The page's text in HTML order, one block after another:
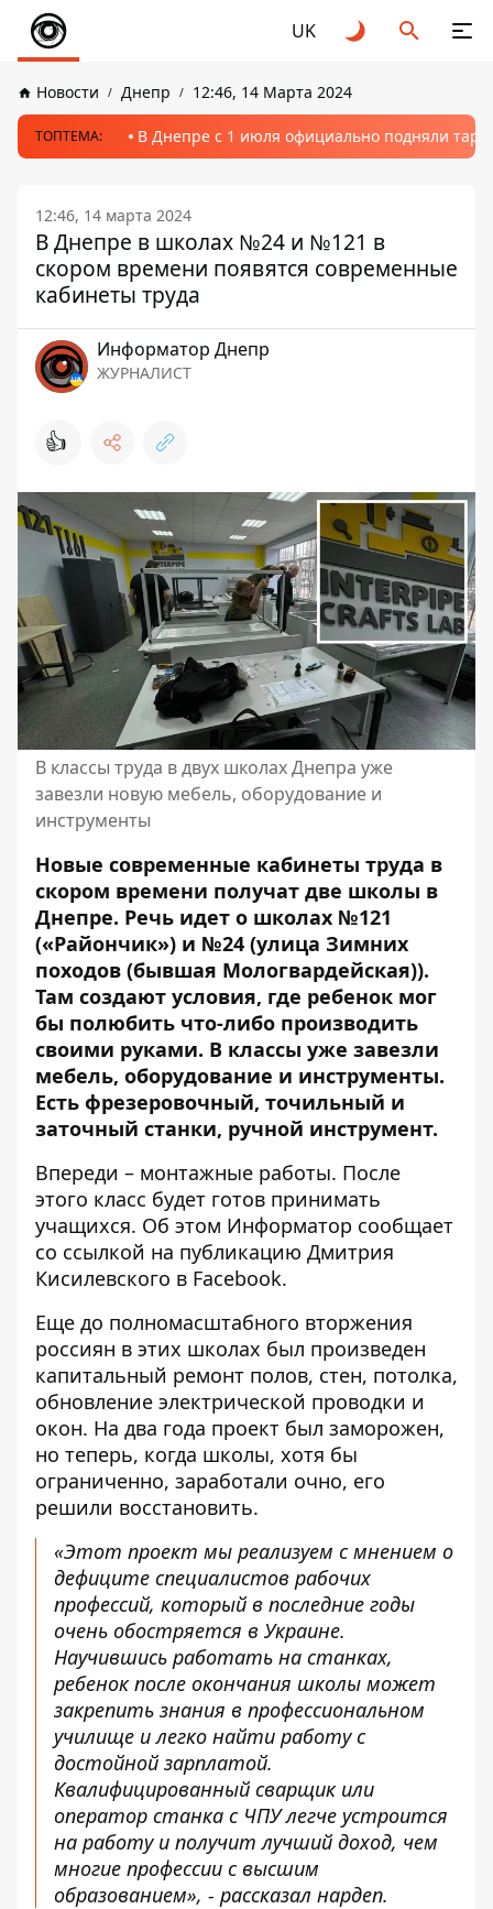
UK
Новости Днепр 12:46, 14 Марта 2024
ТОПТЕМА: В Днепре с 1 июля официально подняли
12:46, 14 марта 2024
В Днепре в школах №24 и №121 в
скором времени появятся современные
кабинеты труда
Информатор Днепр
ЖУРНАЛИСТ
👍
В классы труда в двух школах Днепра уже
завезли новую мебель, оборудование и
инструменты
Новые современные кабинеты труда в
скором времени получат две школы в
Днепре. Речь идет о школах №121
(«Райончик») и №24 (улица Зимних
походов (бывшая Мологвардейская)).
Там создают условия, где ребенок мог
бы полюбить что-либо производить
своими руками. В классы уже завезли
мебель, оборудование и инструменты.
Есть фрезеровочный, точильный и
заточный станки, ручной инструмент.
Впереди – монтажные работы. После
этого класс будет готов принимать
учащихся. Об этом Информатор сообщает
со ссылкой на публикацию Дмитрия
Кисилевского в Facebook.
Еще до полномасштабного вторжения
россиян в этих школах был произведен
капитальный ремонт полов, стен, потолка,
обновление электрической проводки и
окон. На два года проект был заморожен,
но теперь, когда школы, хотя бы
ограниченно, заработали очно, его
решили восстановить.
«Этот проект мы реализуем с мнением о
дефиците специалистов рабочих
профессий, который в последние годы
очень обостряется в Украине.
Научившись работать на станках,
ребенок после окончания школы может
закрепить знания в профессиональном
училище и легко найти работу с
достойной зарплатой.
Квалифицированный сварщик или
оператор станка с ЧПУ легче устроится
на работу и получит лучший доход, чем
многие профессии с высшим
образованием», - рассказал нардеп.